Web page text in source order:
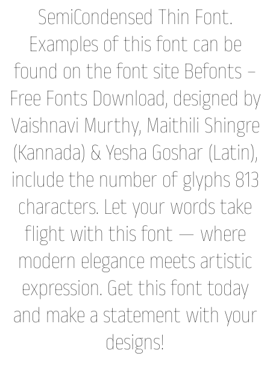
SemiCondensed Thin Font.
Examples of this font can be
found on the font site Befonts –
Free Fonts Download, designed by
Vaishnavi Murthy, Maithili Shingre
(Kannada) & Yesha Goshar (Latin),
include the number of glyphs 813
characters. Let your words take
flight with this font — where
modern elegance meets artistic
expression. Get this font today
and make a statement with your
designs!